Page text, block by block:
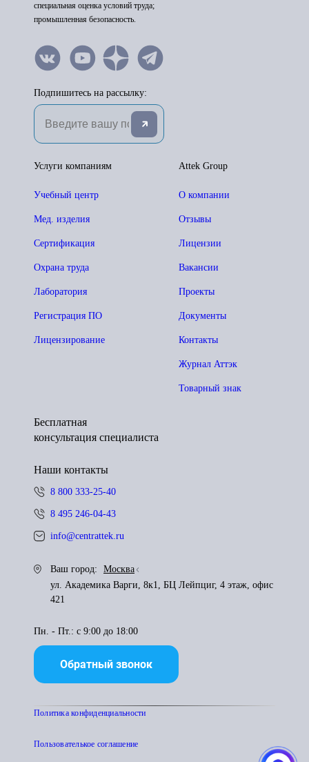
специальная оценка условий труда;
промышленная безопасность.
Подпишитесь на рассылку:
Attek Group
О компании
Отзывы
Лицензии
Вакансии
Проекты
Документы
Контакты
Журнал Аттэк
Товарный знак
Услуги компаниям
Учебный центр
Мед. изделия
Сертификация
Охрана труда
Лаборатория
Регистрация ПО
Лицензирование
Бесплатная
консультация специалиста
Наши контакты
8 800 333-25-40
8 495 246-04-43
info@centrattek.ru
Ваш город:
Москва
ул. Академика Варги, 8к1, БЦ Лейпциг, 4 этаж, офис
421
Пн. - Пт.: с 9:00 до 18:00
Обратный звонок
Политика конфиденциальности
Пользователькое соглашение